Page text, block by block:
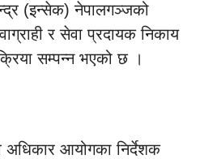
(इन्सेक) नेपालगञ्जको
र सेवा प्रदायक निकाय
सम्पन्न भएको छ ।
अधिकार आयोगका निर्देशक